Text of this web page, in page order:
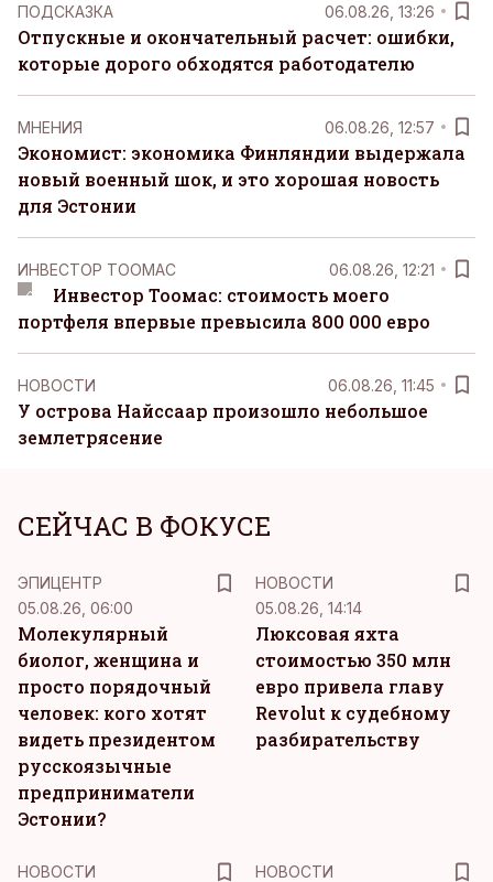
ПОДСКАЗКА 06.08.26, 13:26
Отпускные и окончательный расчет: ошибки,
которые дорого обходятся работодателю
MНЕНИЯ 06.08.26, 12:57
Экономист: экономика Финляндии выдержала
новый военный шок, и это хорошая новость
для Эстонии
ИНВЕСТОР ТООМАС 06.08.26, 12:21
Инвестор Тоомас: стоимость моего
портфеля впервые превысила 800 000 евро
НОВОСТИ 06.08.26, 11:45
У острова Найссаар произошло небольшое
землетрясение
СЕЙЧАС В ФОКУСЕ
ЭПИЦЕНТР
05.08.26, 06:00
Молекулярный
биолог, женщина и
просто порядочный
человек: кого хотят
видеть президентом
русскоязычные
предприниматели
Эстонии?
НОВОСТИ
05.08.26, 14:14
Люксовая яхта
стоимостью 350 млн
евро привела главу
Revolut к судебному
разбирательству
НОВОСТИ
НОВОСТИ